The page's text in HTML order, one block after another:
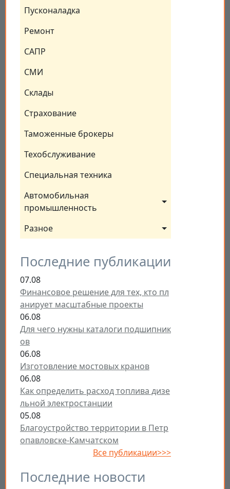
Пусконаладка
Ремонт
САПР
СМИ
Склады
Страхование
Таможенные брокеры
Техобслуживание
Специальная техника
Автомобильная
промышленность
Разное
Последние публикации
07.08
Финансовое решение для тех, кто пл
анирует масштабные проекты
06.08
Для чего нужны каталоги подшипник
ов
06.08
Изготовление мостовых кранов
06.08
Как определить расход топлива дизе
льной электростанции
05.08
Благоустройство территории в Петр
опавловске-Камчатском
Все публикации>>>
Последние новости